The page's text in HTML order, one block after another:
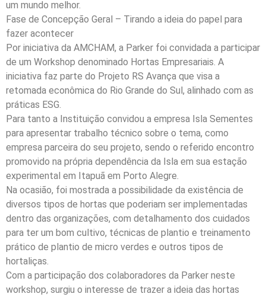
um mundo melhor.
Fase de Concepção Geral – Tirando a ideia do papel para
fazer acontecer
Por iniciativa da AMCHAM, a Parker foi convidada a participar
de um Workshop denominado Hortas Empresariais. A
iniciativa faz parte do Projeto RS Avança que visa a
retomada econômica do Rio Grande do Sul, alinhado com as
práticas ESG.
Para tanto a Instituição convidou a empresa Isla Sementes
para apresentar trabalho técnico sobre o tema, como
empresa parceira do seu projeto, sendo o referido encontro
promovido na própria dependência da Isla em sua estação
experimental em Itapuã em Porto Alegre.
Na ocasião, foi mostrada a possibilidade da existência de
diversos tipos de hortas que poderiam ser implementadas
dentro das organizações, com detalhamento dos cuidados
para ter um bom cultivo, técnicas de plantio e treinamento
prático de plantio de micro verdes e outros tipos de
hortaliças.
Com a participação dos colaboradores da Parker neste
workshop, surgiu o interesse de trazer a ideia das hortas